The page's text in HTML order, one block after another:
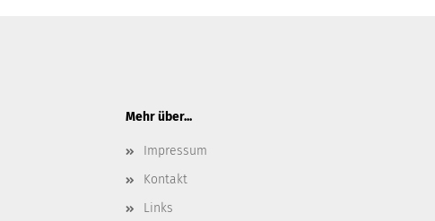
Mehr über...
Impressum
Kontakt
Links